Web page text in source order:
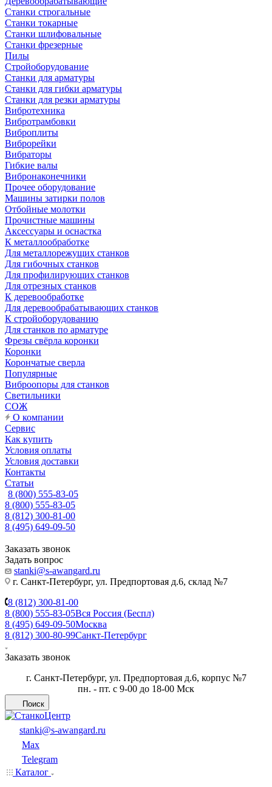
Станки строгальные
Станки токарные
Станки шлифовальные
Станки фрезерные
Пилы
Стройоборудование
Станки для арматуры
Станки для гибки арматуры
Станки для резки арматуры
Вибротехника
Вибротрамбовки
Виброплиты
Виброрейки
Вибраторы
Гибкие валы
Вибронаконечники
Прочее оборудование
Машины затирки полов
Отбойные молотки
Прочистные машины
Аксeccyapы и оснастка
К металлообработке
Для металлорежущих станков
Для гибочных станков
Для профилирующих станков
Для отрезных станков
К деревообработке
Для деревообрабатывающих станков
К стройоборудованию
Для станков по арматуре
Фрезы свёрла коронки
Коронки
Корончатые сверла
Популярные
Виброопоры для станков
Светильники
СОЖ
О компании
Сервис
Как купить
Условия оплаты
Условия доставки
Контакты
Статьи
8 (800) 555-83-05
8 (800) 555-83-05
8 (812) 300-81-00
8 (495) 649-09-50
Заказать звонок
Задать вопрос
stanki@s-awangard.ru
г. Санкт-Петербург, ул. Предпортовая д.6, склад №7
8 (812) 300-81-00
8 (800) 555-83-05Вся Россия (Беспл)
8 (495) 649-09-50Москва
8 (812) 300-80-99Санкт-Петербург
Заказать звонок
г. Санкт-Петербург, ул. Предпортовая д.6, корпус №7
пн. - пт. с 9-00 до 18-00 Мск
Поиск
stanki@s-awangard.ru
Max
Telegram
Каталог